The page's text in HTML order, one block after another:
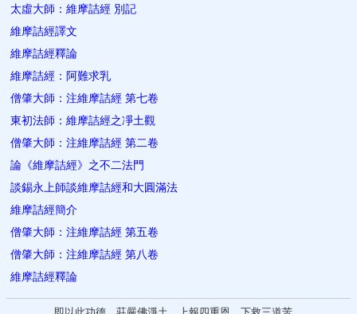
太虛大師：維摩詰經 別記
維摩詰經譯文
維摩詰經釋論
維摩詰經：阿難求乳
僧肇大師：注維摩詰經 第七卷
東初法師：維摩詰經之凈土觀
僧肇大師：注維摩詰經 第二卷
論《維摩詰經》之不二法門
談錫永上師談維摩詰經和大圓滿法
維摩詰經簡介
僧肇大師：注維摩詰經 第五卷
僧肇大師：注維摩詰經 第八卷
維摩詰經釋論